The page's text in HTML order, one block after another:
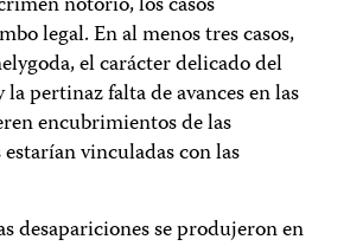
legal. En al menos tres casos,
el carácter delicado del
pertinaz falta de avances en las
encubrimientos de las
vinculadas con las
desapariciones se produjeron en